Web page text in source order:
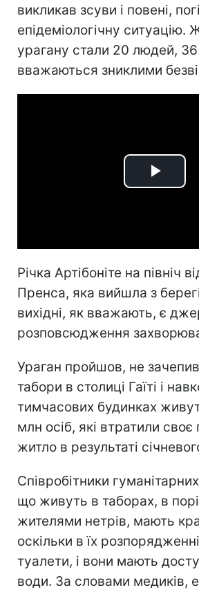
викликав зсуви і повені,
епідеміологічну ситуацію.
урагану стали 20 людей, 36
вважаються зниклими
Play
Річка Артібоніте на північ
Пренса, яка вийшла з
вихідні, як вважають, є
розповсюдження
Ураган пройшов, не
табори в столиці Гаїті і
тимчасових будинках
млн осіб, які втратили своє
житло в результаті
Співробітники
що живуть в таборах, в
жителями нетрів, мають
оскільки в їх
туалети, і вони мають
води. За словами медиків,